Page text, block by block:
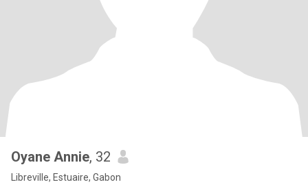
Oyane Annie, 32
Libreville, Estuaire, Gabon